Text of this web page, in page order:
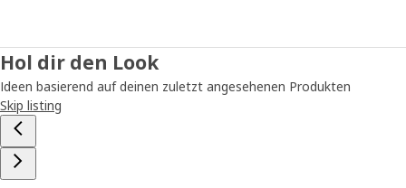
Hol dir den Look
Ideen basierend auf deinen zuletzt angesehenen Produkten
Skip listing